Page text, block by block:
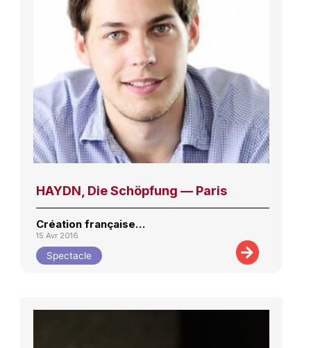
HAYDN, Die Schöpfung — Paris
Création française…
15 Avr 2016
Spectacle